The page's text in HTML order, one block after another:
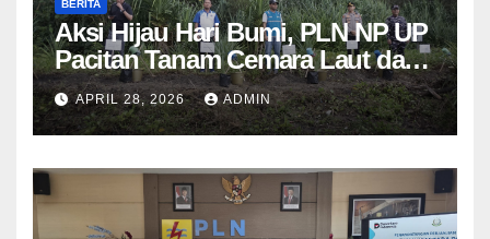
BERITA
Aksi Hijau Hari Bumi, PLN NP UP
Pacitan Tanam Cemara Laut dan
Pandan
APRIL 28, 2026 ADMIN